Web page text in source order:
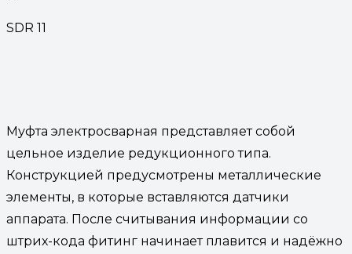
SDR 11
Муфта электросварная представляет собой
цельное изделие редукционного типа.
Конструкцией предусмотрены металлические
элементы, в которые вставляются датчики
аппарата. После считывания информации со
штрих-кода фитинг начинает плавится и надёжно